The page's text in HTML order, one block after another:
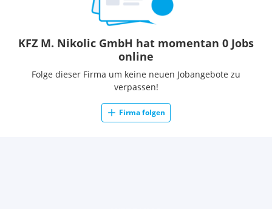
KFZ M. Nikolic GmbH hat momentan 0 Jobs
online
Folge dieser Firma um keine neuen Jobangebote zu
verpassen!
Firma folgen